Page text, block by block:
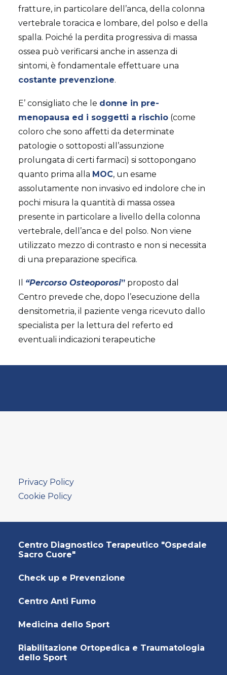
fratture, in particolare dell’anca, della colonna
vertebrale toracica e lombare, del polso e della
spalla. Poiché la perdita progressiva di massa
ossea può verificarsi anche in assenza di
sintomi, è fondamentale effettuare una
costante prevenzione.
E’ consigliato che le donne in pre-
menopausa ed i soggetti a rischio (come
coloro che sono affetti da determinate
patologie o sottoposti all’assunzione
prolungata di certi farmaci) si sottopongano
quanto prima alla MOC, un esame
assolutamente non invasivo ed indolore che in
pochi misura la quantità di massa ossea
presente in particolare a livello della colonna
vertebrale, dell’anca e del polso. Non viene
utilizzato mezzo di contrasto e non si necessita
di una preparazione specifica.
Il “Percorso Osteoporosi” proposto dal
Centro prevede che, dopo l’esecuzione della
densitometria, il paziente venga ricevuto dallo
specialista per la lettura del referto ed
eventuali indicazioni terapeutiche
Privacy Policy
Cookie Policy
Centro Diagnostico Terapeutico "Ospedale
Sacro Cuore"
Check up e Prevenzione
Centro Anti Fumo
Medicina dello Sport
Riabilitazione Ortopedica e Traumatologia
dello Sport